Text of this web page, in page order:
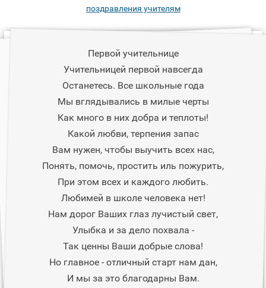
поздравления учителям
Первой учительнице
Учительницей первой навсегда
Останетесь. Все школьные года
Мы вглядывались в милые черты
Как много в них добра и теплоты!
Какой любви, терпения запас
Вам нужен, чтобы выучить всех нас,
Понять, помочь, простить иль пожурить,
При этом всех и каждого любить.
Любимей в школе человека нет!
Нам дорог Ваших глаз лучистый свет,
Улыбка и за дело похвала -
Так ценны Ваши добрые слова!
Но главное - отличный старт нам дан,
И мы за это благодарны Вам.